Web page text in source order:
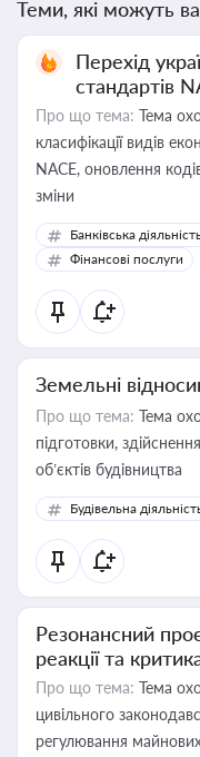
Теми, які можуть
Перехід
стандартів
Про що тема: Тема
класифікації видів
NACE, оновлення
зміни
Банківська
Фінансові послуги
Земельні
Про що тема: Тема
підготовки,
об’єктів будівництва
Будівельна
Резонансний
реакції та
Про що тема: Тема
цивільного
регулювання